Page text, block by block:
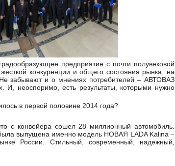
предприятие с почти полувековой
конкуренции и общего состояния рынка, на
забывают и о мнениях потребителей – АВТОВАЗ
И, неоспоримо, есть результаты, которыми нужно
в первой половине 2014 года?
с конвейера сошел 28 миллионный автомобиль.
выпущена именно модель НОВАЯ LADA Kalina –
России. Стильный, современный, надежный,